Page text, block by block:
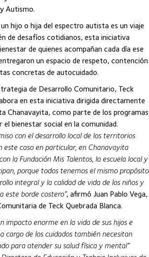
Autismo.
hijo o hija del espectro autista es un viaje
de desafíos cotidianos, esta iniciativa
de quienes acompañan cada día ese
un espacio de respeto, contención
concretas de autocuidado.
de Desarrollo Comunitario, Teck
en esta iniciativa dirigida directamente
Chanavayita, como parte de los programas
el bienestar social en la comunidad.
con el desarrollo local de los territorios
este caso en particular, en Chanavayita
la Fundación Mis Talentos, la escuela local y
porque todos tenemos el mismo propósito
integral y la calidad de vida de los niños y
este borde costero”, afirmó Juan Pablo Vega,
de Teck Quebrada Blanca.
impacto enorme en la vida de sus hijos e
cargo de los cuidados también necesitan
para atender su salud física y mental”